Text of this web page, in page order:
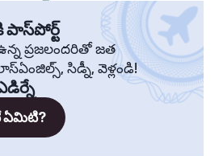
పాస్‌పోర్ట్
ప్రజలందరితో జత
సిడ్నీ, వెళ్లండి!
ఏమిటి?